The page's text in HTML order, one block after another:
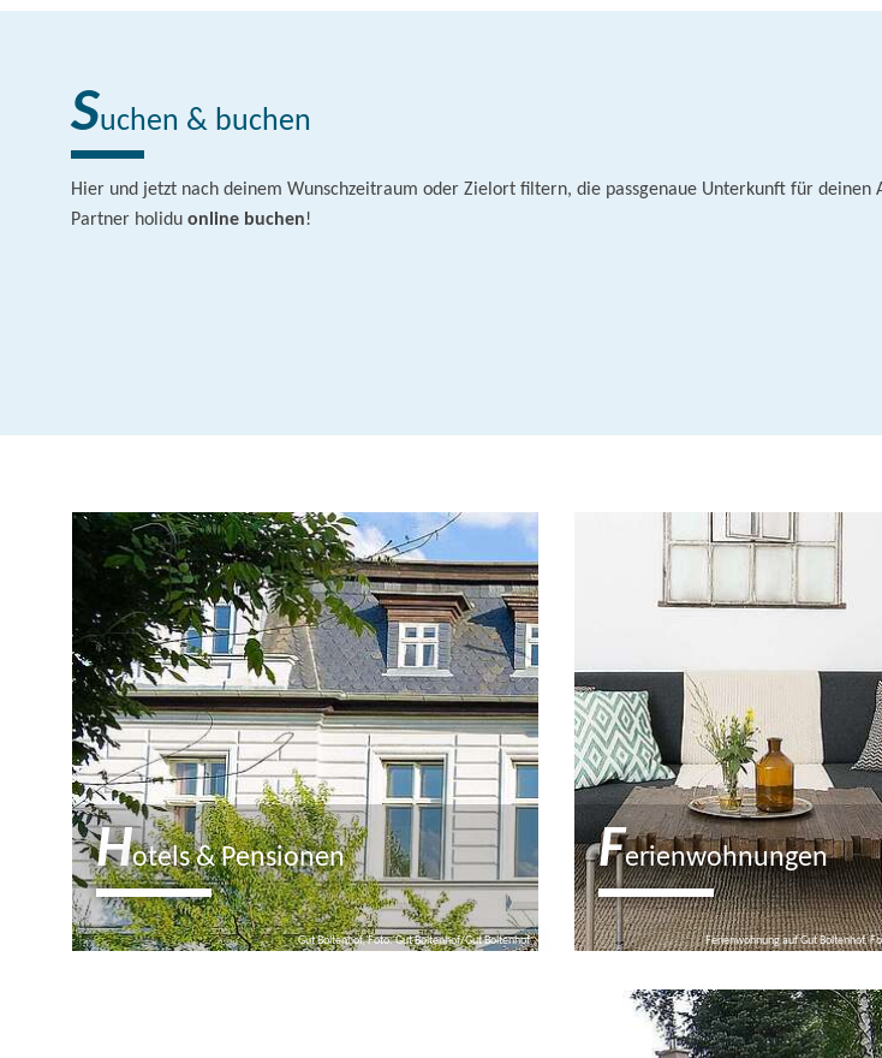
Suchen & buchen
Hier und jetzt nach deinem Wunschzeitraum oder Zielort filtern, die passgenaue Unterkunft für
Partner holidu online buchen!
Hotels & Pensionen
Gut Boltenhof, Foto: Gut Boltenhof/Gut Boltenhof
Ferienwohnungen
Ferienwohnung auf Gut Boltenhof,